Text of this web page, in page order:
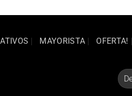
MAYORISTA OFERTA!